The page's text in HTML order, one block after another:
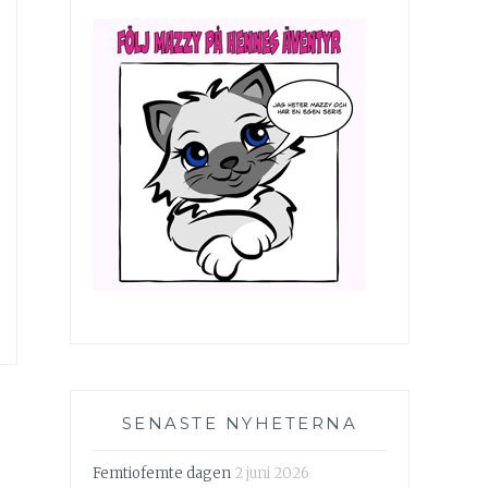
SENASTE NYHETERNA
Femtiofemte dagen 2 juni 2026